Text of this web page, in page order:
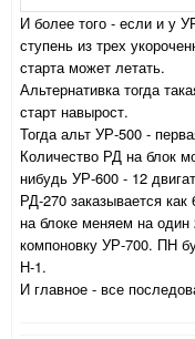
И более того - если и у
ступень из трех
старта может летать.
Альтернативка тогда
старт навырост.
Тогда альт УР-500 -
Количество РД на блок
нибудь УР-600 - 12
РД-270 заказывается
на блоке меняем на
компоновку УР-700. ПН
Н-1.
И главное - все